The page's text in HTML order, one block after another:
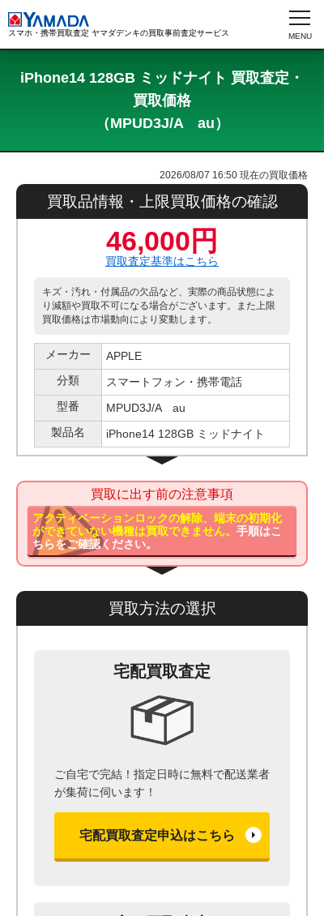
スマホ・携帯買取査定 ヤマダデンキの買取事前査定サービス
iPhone14 128GB ミッドナイト 買取査定・
買取価格
（MPUD3J/A au）
2026/08/07 16:50 現在の買取価格
買取品情報・上限買取価格の確認
46,000円
買取査定基準はこちら
キズ・汚れ・付属品の欠品など、実際の商品状態によ
り減額や買取不可になる場合がございます。また上限
買取価格は市場動向により変動します。
メーカー
APPLE
分類
スマートフォン・携帯電話
型番
MPUD3J/A au
製品名
iPhone14 128GB ミッドナイト
買取に出す前の注意事項
アクティベーションロックの解除、端末の初期化
ができていない機種は買取できません。手順はこ
ちらをご確認ください。
買取方法の選択
宅配買取査定
ご自宅で完結！指定日時に無料で配送業者
が集荷に伺います！
宅配買取査定申込はこちら